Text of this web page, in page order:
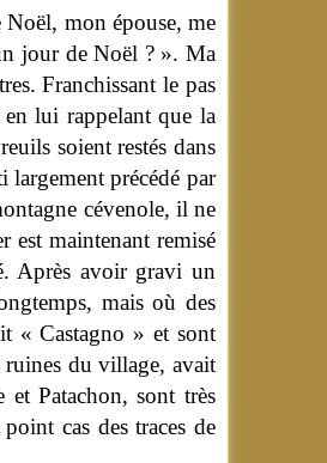
Noël, mon épouse, me
jour de Noël ? ». Ma
Franchissant le pas
lui rappelant que la
soient restés dans
précédé par
cévenole, il ne
est maintenant remisé
Après avoir gravi un
mais où des
« Castagno » et sont
ruines du village, avait
Patachon, sont très
cas des traces de